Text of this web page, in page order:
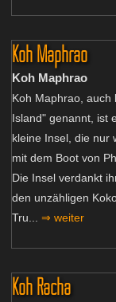
Koh Maphrao
Koh Maphrao
Koh Maphrao, auch
Island" genannt, ist
kleine Insel, die nur
mit dem Boot von
Die Insel verdankt
den unzähligen
Tru... ⇒ weiter
Koh Racha